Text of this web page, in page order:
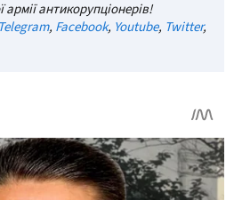
антикорупціонерів!
Telegram, Facebook, Youtube, Twitter,